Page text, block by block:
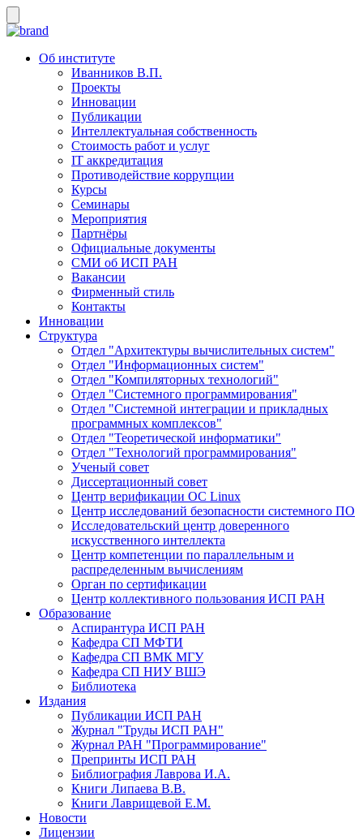
Об институте
Иванников В.П.
Проекты
Инновации
Публикации
Интеллектуальная собственность
Стоимость работ и услуг
IT аккредитация
Противодействие коррупции
Курсы
Семинары
Мероприятия
Партнёры
Официальные документы
СМИ об ИСП РАН
Вакансии
Фирменный стиль
Контакты
Инновации
Структура
Отдел "Архитектуры вычислительных систем"
Отдел "Информационных систем"
Отдел "Компиляторных технологий"
Отдел "Системного программирования"
Отдел "Системной интеграции и прикладных
программных комплексов"
Отдел "Теоретической информатики"
Отдел "Технологий программирования"
Ученый совет
Диссертационный совет
Центр верификации ОС Linux
Центр исследований безопасности системного ПО
Исследовательский центр доверенного
искусственного интеллекта
Центр компетенции по параллельным и
распределенным вычислениям
Орган по сертификации
Центр коллективного пользования ИСП РАН
Образование
Аспирантура ИСП РАН
Кафедра СП МФТИ
Кафедра СП ВМК МГУ
Кафедра СП НИУ ВШЭ
Библиотека
Издания
Публикации ИСП РАН
Журнал "Труды ИСП РАН"
Журнал РАН "Программирование"
Препринты ИСП РАН
Библиография Лаврова И.А.
Книги Липаева В.В.
Книги Лаврищевой Е.М.
Новости
Лицензии